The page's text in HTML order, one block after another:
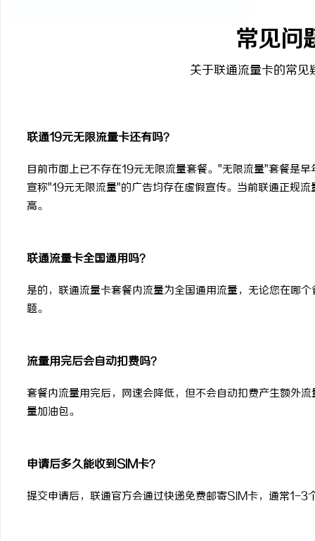
常见问
关于联通流量卡的常见
联通19元无限流量卡还有吗？
目前市面上已不存在19元无限流量套餐。"无限流量"套餐是
宣称"19元无限流量"的广告均存在虚假宣传。当前联通正规
高。
联通流量卡全国通用吗？
是的，联通流量卡套餐内流量为全国通用流量，无论您在哪
题。
流量用完后会自动扣费吗？
套餐内流量用完后，网速会降低，但不会自动扣费产生额外
量加油包。
申请后多久能收到SIM卡？
提交申请后，联通官方会通过快递免费邮寄SIM卡，通常1-3